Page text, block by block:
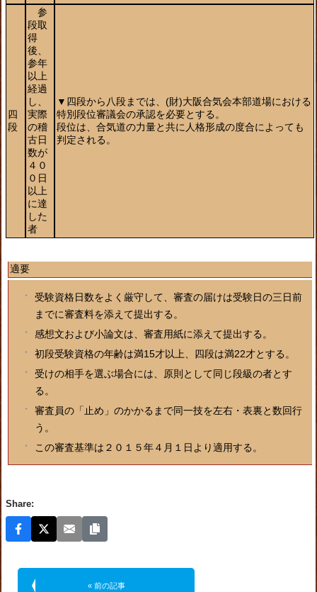
四
段
参
段取
得
後、
参年
以上
経過
し、
実際
の稽
古日
数が
４０
０日
以上
に達
した
者
▼四段から八段までは、(財)大阪合気会本部道場における
特別段位審議会の承認を必要とする。
段位は、合気道の力量と共に人格形成の度合によっても
判定される。
適要
受験資格日数をよく厳守して、審査の届けは受験日の三日前
までに審査料を添えて提出する。
感想文および小論文は、審査用紙に添えて提出する。
初段受験資格の年齢は満15才以上、四段は満22才とする。
受けの相手を選ぶ場合には、原則として同じ段級の者とす
る。
審査員の「止め」のかかるまで同一技を左右・表裏と数回行
う。
この審査基準は２０１５年４月１日より適用する。
Share:
« 前の記事